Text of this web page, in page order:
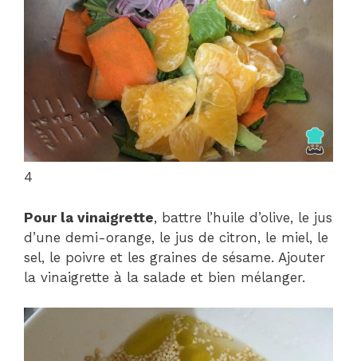
4
Pour la vinaigrette, battre l’huile d’olive, le jus
d’une demi-orange, le jus de citron, le miel, le
sel, le poivre et les graines de sésame. Ajouter
la vinaigrette à la salade et bien mélanger.